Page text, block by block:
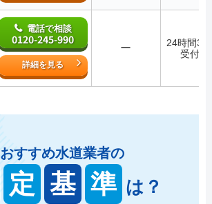
電話で相談
0120-245-990
詳細を見る
ー
24時間
受付中
おすすめ水道業者の
定 基 準 は？